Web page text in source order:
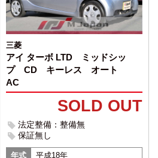
三菱
アイ ターボ LTD ミッドシッ
プ CD キーレス オート
AC
SOLD OUT
法定整備：整備無
保証無し
年式 平成18年